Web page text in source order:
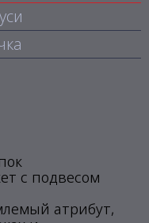
с подвесом
атрибут,